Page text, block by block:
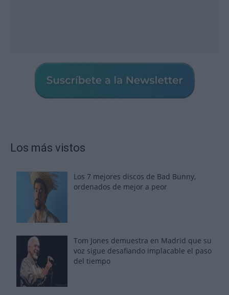
Los más vistos
Los 7 mejores discos de Bad Bunny,
ordenados de mejor a peor
Tom Jones demuestra en Madrid que su
voz sigue desafiando implacable el paso
del tiempo